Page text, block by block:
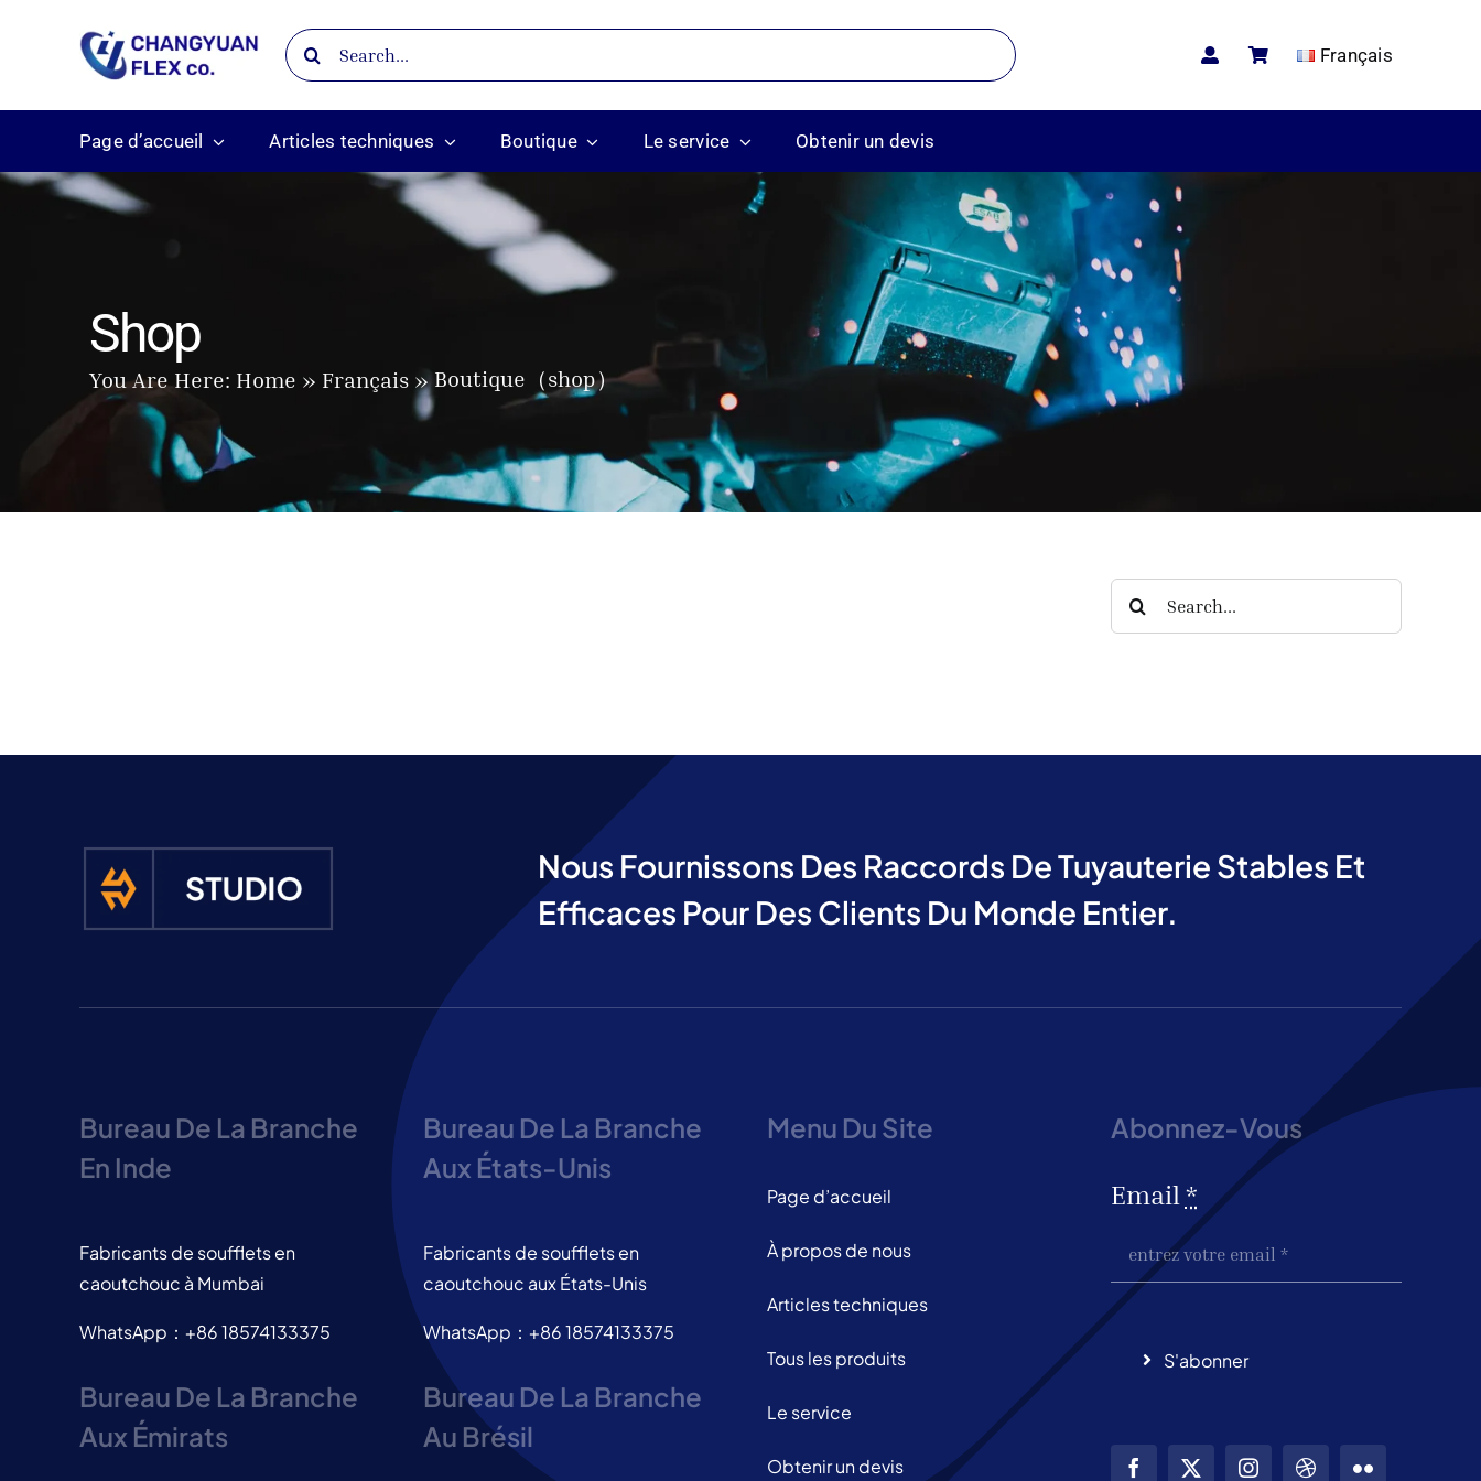
content
Search
for:
Français
Page d’accueil Articles techniques Boutique Le service Obtenir un devis
Shop
You Are Here: Home Français Boutique（shop）
Search
for:
Nous Fournissons Des Raccords De Tuyauterie Stables Et
Efficaces Pour Des Clients Du Monde Entier.
Bureau De La Branche
En Inde
Fabricants de soufflets en
caoutchouc à Mumbai
WhatsApp：+86 18574133375
Bureau De La Branche
Aux Émirats
Bureau De La Branche
Aux États-Unis
Fabricants de soufflets en
caoutchouc aux États-Unis
WhatsApp：+86 18574133375
Bureau De La Branche
Au Brésil
Menu Du Site
Page d’accueil
À propos de nous
Articles techniques
Tous les produits
Le service
Obtenir un devis
Abonnez-Vous
Email *
S'abonner